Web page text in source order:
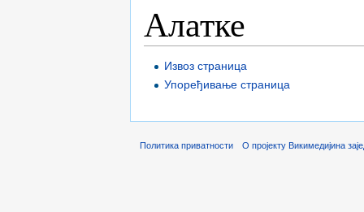
Алатке
Извоз страница
Упоређивање страница
Политика приватности О пројекту Викимедијина